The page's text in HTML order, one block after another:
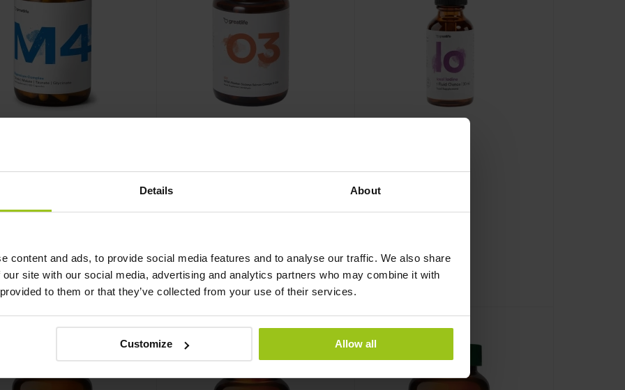
Details About
content and ads, to provide social media features and to analyse our traffic. We also share
site with our social media, advertising and analytics partners who may combine it with
to them or that they’ve collected from your use of their services.
Customize Allow all
Köp nu
Salmon – Omega-3
Greatlife
Rating:
Köp nu
Greatlife
Rating:
Köp nu